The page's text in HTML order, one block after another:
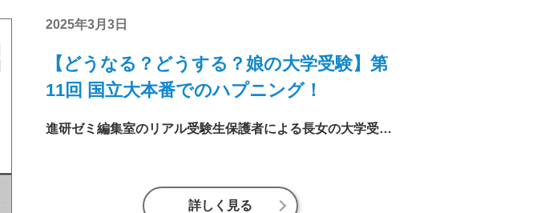
2025年3月3日
【どうなる？どうする？娘の大学受験】第
11回 国立大本番でのハプニング！
進研ゼミ編集室のリアル受験生保護者による長女の大学受験ドキュメント。ついに迎えた国立大前期試験、本番！「いざ出陣！」と思いきや、まさかのハプニングもあったようで……。
詳しく見る